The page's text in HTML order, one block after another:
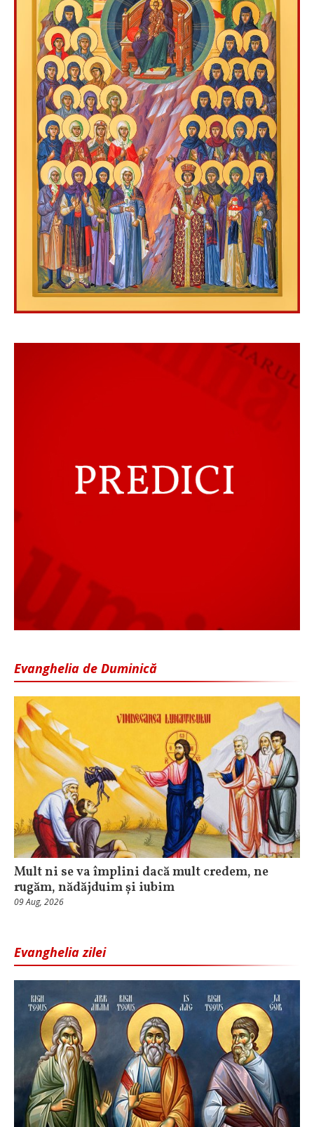
Evanghelia de Duminică
Mult ni se va împlini dacă mult credem, ne
rugăm, nădăjduim și iubim
09 Aug, 2026
Evanghelia zilei